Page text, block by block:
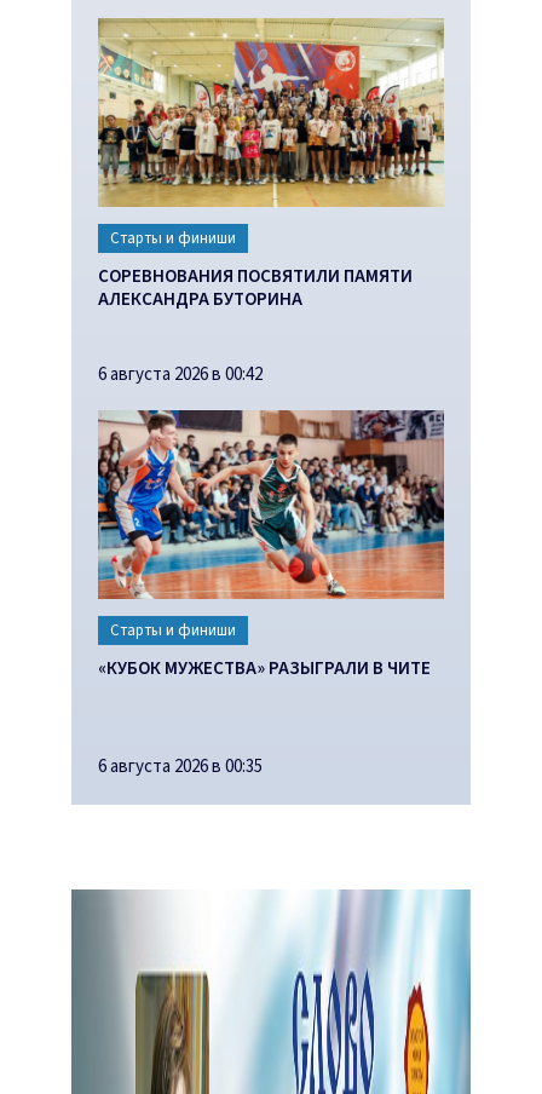
Старты и финиши
СОРЕВНОВАНИЯ ПОСВЯТИЛИ ПАМЯТИ
АЛЕКСАНДРА БУТОРИНА
6 августа 2026 в 00:42
Старты и финиши
«КУБОК МУЖЕСТВА» РАЗЫГРАЛИ В ЧИТЕ
6 августа 2026 в 00:35